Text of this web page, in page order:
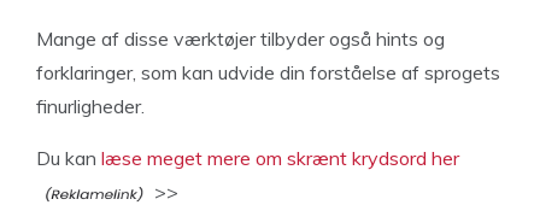
Mange af disse værktøjer tilbyder også hints og
forklaringer, som kan udvide din forståelse af sprogets
finurligheder.
Du kan læse meget mere om skrænt krydsord her
>>